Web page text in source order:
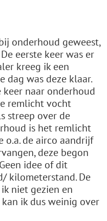
onderhoud geweest,
eerste keer was er
kreeg ik een
dag was deze klaar.
naar onderhoud
remlicht vocht
streep over de
is het remlicht
o.a. de airco aandrijf
deze begon
idee of dit
kilometerstand. De
niet gezien en
ik dus weinig over